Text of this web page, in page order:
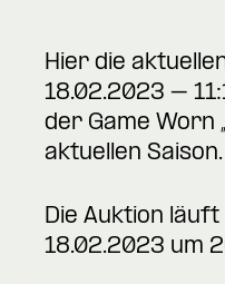
Hier die
18.02.2023 –
der Game Worn
aktuellen Saison.
Die Auktion
18.02.2023 um